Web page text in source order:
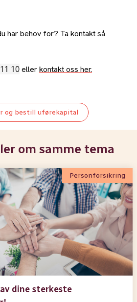
har behov for? Ta kontakt så
10ellerkontakt oss her.
og bestill uførekapital
om samme tema
Personforsikring
dine sterkeste